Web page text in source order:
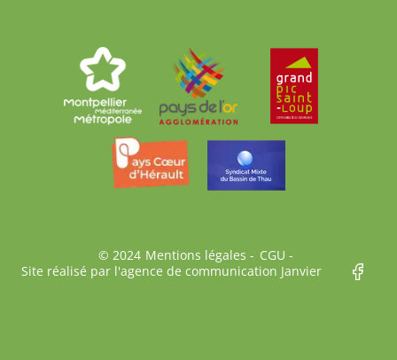
Bas © 2024 Mentions légales
CGU
Site réalisé par l'agence de communication Janvier